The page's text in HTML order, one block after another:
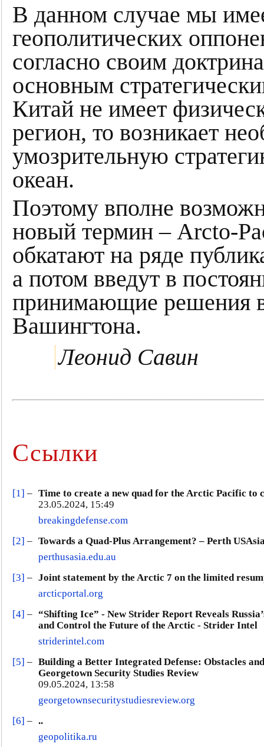
В данном случае мы
геополитических
согласно своим
основным
Китай не имеет
регион, то возникает
умозрительную
океан.
Поэтому вполне
новый термин – Arcto-
обкатают на ряде
а потом введут в
принимающие решения
Вашингтона.
Леонид Савин
Ссылки
[1] – Time to create a new quad for the Arctic Pacific to
23.05.2024, 15:49
breakingdefense.com
[2] – Towards a Quad-Plus Arrangement? – Perth
perthusasia.edu.au
[3] – Joint statement by the Arctic 7 on the limited
arcticportal.org
[4] – “Shifting Ice” - New Strider Report Reveals
and Control the Future of the Arctic - Strider Intel
striderintel.com
[5] – Building a Better Integrated Defense: Obstacles
Georgetown Security Studies Review
09.05.2024, 13:58
georgetownsecuritystudiesreview.org
[6] – ..
geopolitika.ru